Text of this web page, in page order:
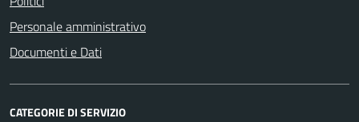
Personale amministrativo
Documenti e Dati
CATEGORIE DI SERVIZIO